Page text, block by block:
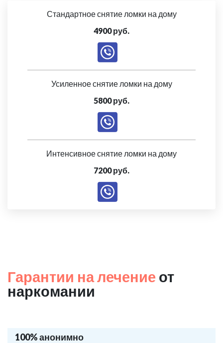
Стандартное снятие ломки на дому
4900 руб.
Усиленное снятие ломки на дому
5800 руб.
Интенсивное снятие ломки на дому
7200 руб.
Гарантии на лечение от
наркомании
100% анонимно